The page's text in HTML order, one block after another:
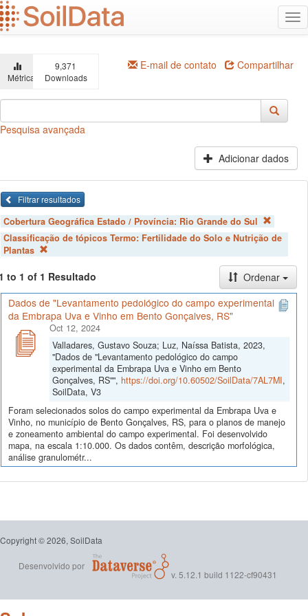
Ir
para
o
principal
Métricas
9,371
Downloads
E-mail de contato Compartilhar
Pesquisa avançada
Adicionar dados
Filtrar resultados
Cobertura Geográfica Estado / Província: Rio Grande do Sul
Classificação de tópicos Termo: Fertilidade do Solo e Nutrição de
Plantas
to 1 of 1 Resultado
Ordenar
Dados de "Levantamento pedológico do campo experimental
da Embrapa Uva e Vinho em Bento Gonçalves, RS"
Oct 12, 2024
Valladares, Gustavo Souza; Luz, Naíssa Batista, 2023,
"Dados de "Levantamento pedológico do campo
experimental da Embrapa Uva e Vinho em Bento
Gonçalves, RS"", https://doi.org/10.60502/SoilData/7AL7MI,
SoilData, V3
Foram selecionados solos do campo experimental da Embrapa Uva e
Vinho, no município de Bento Gonçalves, RS, para o planos de manejo
e zoneamento ambiental do campo experimental. Foi desenvolvido
mapa, na escala 1:10.000. Os dados contêm, descrição morfológica,
análise granulométr...
Copyright © 2026, SoilData
Desenvolvido por
v. 5.12.1 build 1122-cf90431